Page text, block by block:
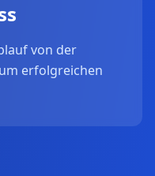
von der
erfolgreichen